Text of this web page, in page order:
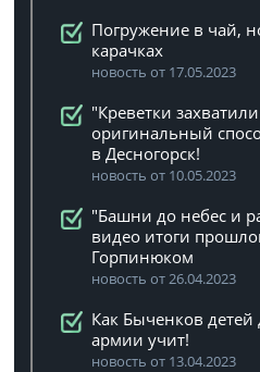
Погружение в чай,
карачках
новость от 17.05.2023
"Креветки
оригинальный
в Десногорск!
новость от 10.05.2023
"Башни до небес и
видео итоги
Горпинюком
новость от 26.04.2023
Как Быченков
армии учит!
новость от 13.04.2023